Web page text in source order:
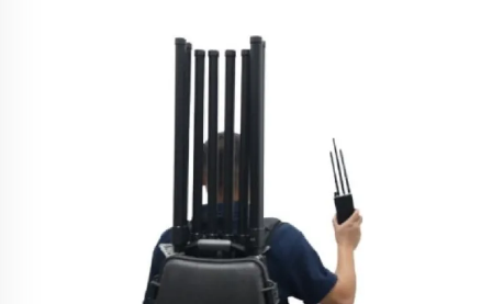
(GNSS), w tym na GPS, GLONA...